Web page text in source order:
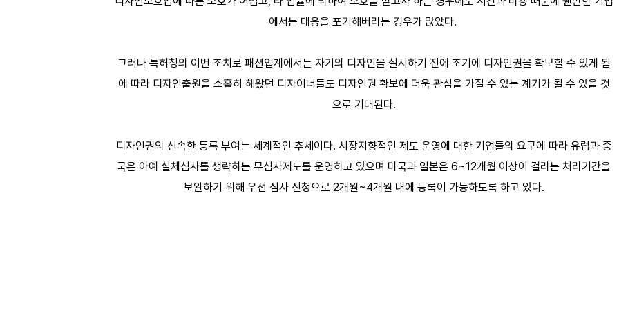
에서는 대응을 포기해버리는 경우가 많았다.
그러나 특허청의 이번 조치로 패션업계에서는 자기의 디자인을 실시하기 전에 조기에 디자인권을 확보할 수 있게 됨
에 따라 디자인출원을 소홀히 해왔던 디자이너들도 디자인권 확보에 더욱 관심을 가질 수 있는 계기가 될 수 있을 것
으로 기대된다.
디자인권의 신속한 등록 부여는 세계적인 추세이다. 시장지향적인 제도 운영에 대한 기업들의 요구에 따라 유럽과 중
국은 아예 실체심사를 생략하는 무심사제도를 운영하고 있으며 미국과 일본은 6~12개월 이상이 걸리는 처리기간을
보완하기 위해 우선 심사 신청으로 2개월~4개월 내에 등록이 가능하도록 하고 있다.